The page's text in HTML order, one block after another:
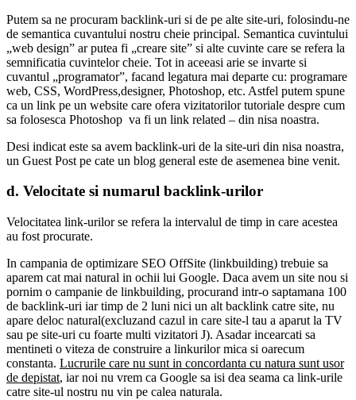
Putem sa ne procuram backlink-uri si de pe alte site-uri, folosindu-ne
de semantica cuvantului nostru cheie principal. Semantica cuvintului
„web design” ar putea fi „creare site” si alte cuvinte care se refera la
semnificatia cuvintelor cheie. Tot in aceeasi arie se invarte si
cuvantul „programator”, facand legatura mai departe cu: programare
web, CSS, WordPress,designer, Photoshop, etc. Astfel putem spune
ca un link pe un website care ofera vizitatorilor tutoriale despre cum
sa folosesca Photoshop va fi un link related – din nisa noastra.
Desi indicat este sa avem backlink-uri de la site-uri din nisa noastra,
un Guest Post pe cate un blog general este de asemenea bine venit.
d. Velocitate si numarul backlink-urilor
Velocitatea link-urilor se refera la intervalul de timp in care acestea
au fost procurate.
In campania de optimizare SEO OffSite (linkbuilding) trebuie sa
aparem cat mai natural in ochii lui Google. Daca avem un site nou si
pornim o campanie de linkbuilding, procurand intr-o saptamana 100
de backlink-uri iar timp de 2 luni nici un alt backlink catre site, nu
apare deloc natural(excluzand cazul in care site-l tau a aparut la TV
sau pe site-uri cu foarte multi vizitatori J). Asadar incearcati sa
mentineti o viteza de construire a linkurilor mica si oarecum
constanta. Lucrurile care nu sunt in concordanta cu natura sunt usor
de depistat, iar noi nu vrem ca Google sa isi dea seama ca link-urile
catre site-ul nostru nu vin pe calea naturala.